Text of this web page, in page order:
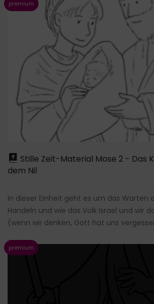
Stille Zeit-Material Mose 2 - Das
dem Nil
In dieser Einheit geht es um das Warten
Handeln und wie das Volk Israel und wir
(wenn wir denken, Gott hat uns